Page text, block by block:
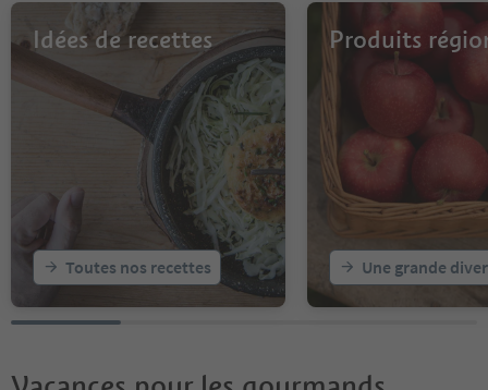
Idées de recettes
Toutes nos recettes
Produits
Une grande